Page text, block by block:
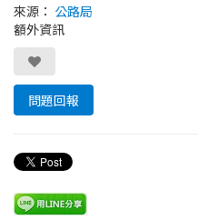
來源： 公路局
額外資訊
問題回報